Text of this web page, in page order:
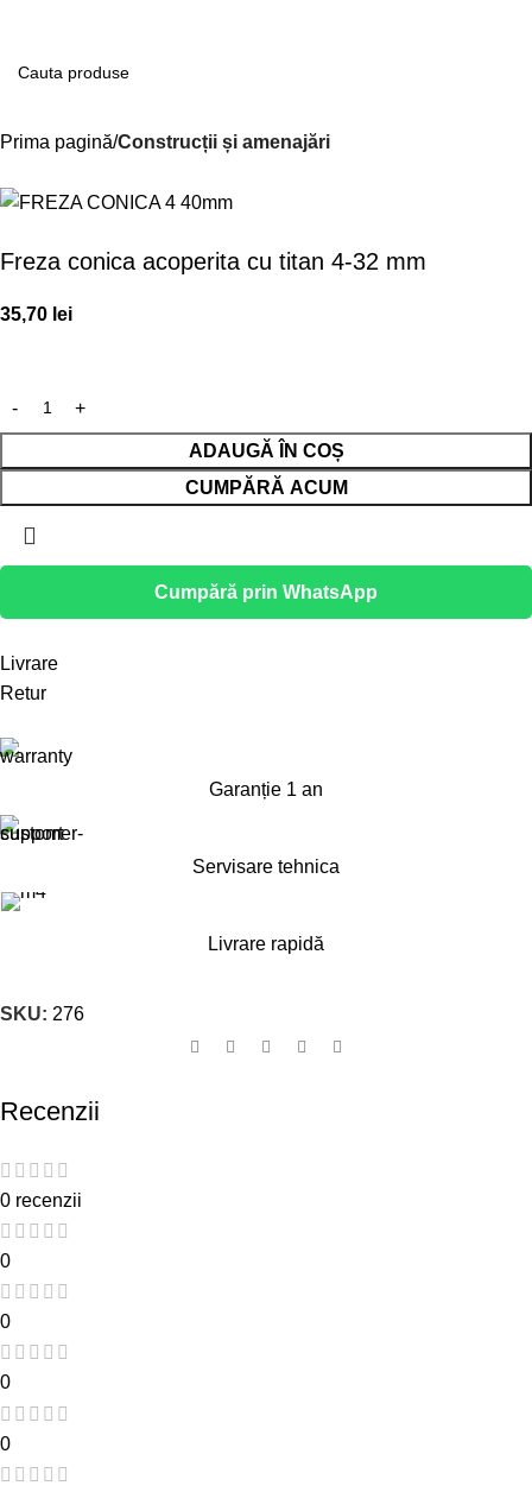
Prima pagină Construcții și amenajări
Freza conica acoperita cu titan 4-32 mm
35,70 lei
ADAUGĂ ÎN COȘ
CUMPĂRĂ ACUM
Cumpără prin WhatsApp
Livrare
Retur
Garanție 1 an
Servisare tehnica
Livrare rapidă
SKU: 276
Recenzii
0 recenzii
0
0
0
0